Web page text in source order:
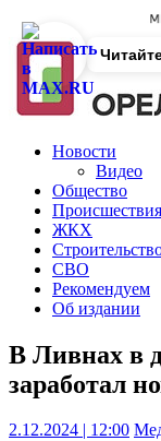
Новости
Видео
Общество
Происшествия
ЖКХ
СВО
Рекомендуем
Об издании
В Ливнах в
заработал
2.12.2024 | 12:00